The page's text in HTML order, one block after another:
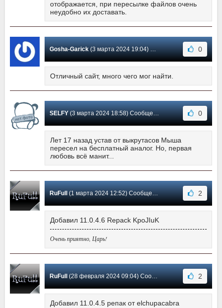
отображается, при пересылке файлов очень
неудобно их доставать.
Gosha-Garick(3 марта 2024 19:04) Сообщение #2164 0
Отличный сайт, много чего мог найти.
SELFY(3 марта 2024 18:58) Сообщение #2163 0
Лет 17 назад устав от выкрутасов Мыша
пересел на бесплатный аналог. Но, первая
любовь всё манит...
RuFull (1 марта 2024 12:52) Сообщение #2162 2
Добавил 11.0.4.6 Repack KpoJIuK
Очень приятно, Царь!
RuFull (28 февраля 2024 09:04) Сообщение #2161 2
Добавил 11.0.4.5 репак от elchupacabra